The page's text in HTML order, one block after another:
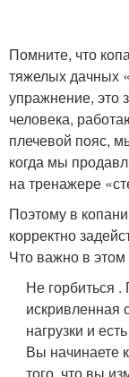
Помните, что
тяжелых дачных
упражнение, это
человека,
плечевой пояс,
когда мы
на тренажере
Поэтому в
корректно
Что важно в этом
Не горбиться .
искривленная
нагрузки и
Вы начинаете
того, что вы